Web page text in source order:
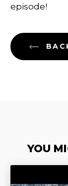
episode!
YOU